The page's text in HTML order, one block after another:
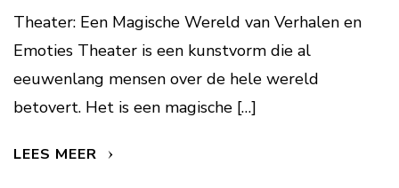
Theater: Een Magische Wereld van Verhalen en
Emoties Theater is een kunstvorm die al
eeuwenlang mensen over de hele wereld
betovert. Het is een magische […]
LEES MEER